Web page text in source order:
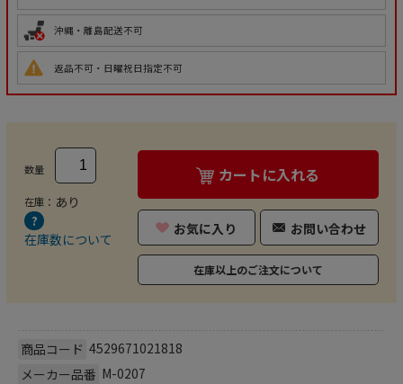
沖縄・離島配送不可
返品不可・日曜祝日指定不可
数量
在庫： あり
在庫数について
カートに入れる
お気に入り お問い合わせ
在庫以上のご注文について
商品コード 4529671021818
メーカー品番 M-0207